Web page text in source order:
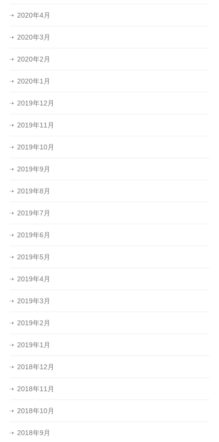
2020年4月
2020年3月
2020年2月
2020年1月
2019年12月
2019年11月
2019年10月
2019年9月
2019年8月
2019年7月
2019年6月
2019年5月
2019年4月
2019年3月
2019年2月
2019年1月
2018年12月
2018年11月
2018年10月
2018年9月